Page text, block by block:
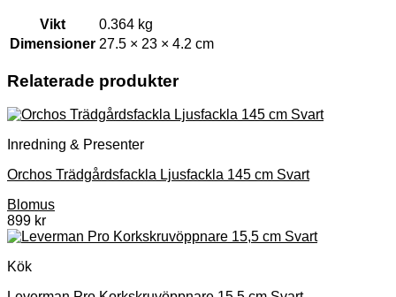
Vikt
0.364 kg
Dimensioner 27.5 × 23 × 4.2 cm
Relaterade produkter
Inredning & Presenter
Orchos Trädgårdsfackla Ljusfackla 145 cm Svart
Blomus
899 kr
Kök